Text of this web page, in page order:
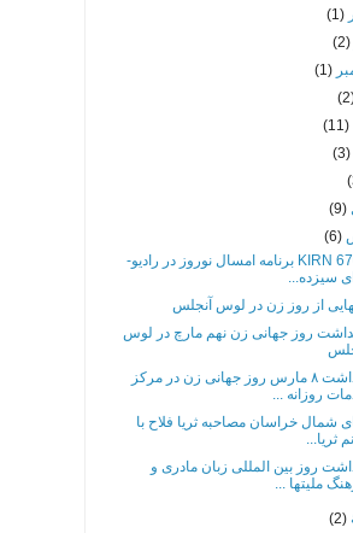
(1)
(2)
(1)
(11)
(3)
(9)
(6)
KIRN 670 Am برنامه امسال نوروز در رادیو-
سیزده...
از روز زن در لوس آنجلس
روز جهانی زن نهم مارچ در لوس
بزرگداشت ٨ مارس روز جهانی زن در مرکز
روزانه ...
شمال خراسان مصاحبه ثریا فلاح با
ثريا...
روز بین المللی زبان مادری و
مليتها ...
(2)